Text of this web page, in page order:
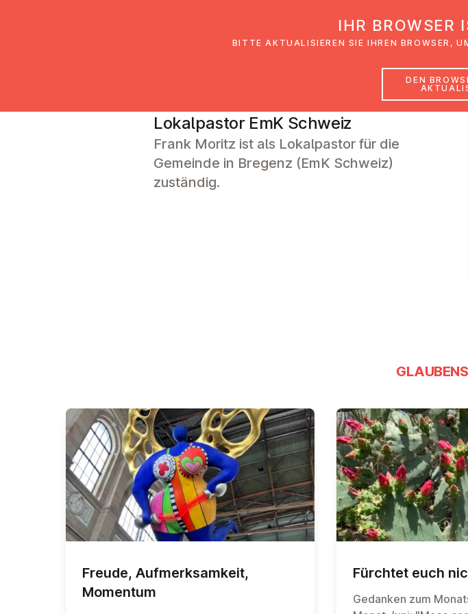
Glaubensimpulse
Lokalpastor EmK Schweiz
Frank Moritz ist als Lokalpastor für die
Gemeinde in Bregenz (EmK Schweiz)
zuständig.
Freude, Auf­merk­sam­keit,
Momentum
Fürchtet euch
Gedanken zum
IHR BROWSER
BITTE AKTUALISIEREN SIE IHREN BROWSER,
DEN